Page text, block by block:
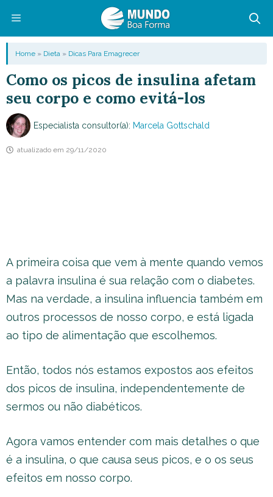
conteúdo
Menu
Home » Dieta » Dicas Para Emagrecer
Como os picos de insulina afetam
seu corpo e como evitá-los
Especialista consultor(a): Marcela Gottschald
atualizado em 29/11/2020
A primeira coisa que vem à mente quando vemos
a palavra insulina é sua relação com o diabetes.
Mas na verdade, a insulina influencia também em
outros processos de nosso corpo, e está ligada
ao tipo de alimentação que escolhemos.
Então, todos nós estamos expostos aos efeitos
dos picos de insulina, independentemente de
sermos ou não diabéticos.
Agora vamos entender com mais detalhes o que
é a insulina, o que causa seus picos, e o os seus
efeitos em nosso corpo.